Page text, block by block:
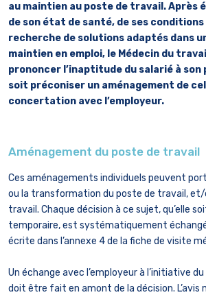
au maintien au poste de travail. Après
de son état de santé, de ses
recherche de solutions adaptés dans
maintien en emploi, le Médecin du
prononcer l’inaptitude du salarié à son
soit préconiser un aménagement de
concertation avec l’employeur.
Aménagement du poste de travail
Ces aménagements individuels peuvent
ou la transformation du poste de travail, et/
travail. Chaque décision à ce sujet, qu’elle
temporaire, est systématiquement
écrite dans l’annexe 4 de la fiche de visite
Un échange avec l’employeur à l’initiative du
doit être fait en amont de la décision. L’avis